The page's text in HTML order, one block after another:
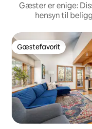
Gæster er enige:
hensyn til
Gæstefavorit
Gæstefavorit